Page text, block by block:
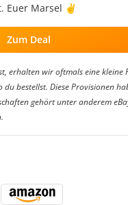
Euer Marsel ✌️
Zum Deal
erhalten wir oftmals eine kleine
bestellst. Diese Provisionen
gehört unter anderem